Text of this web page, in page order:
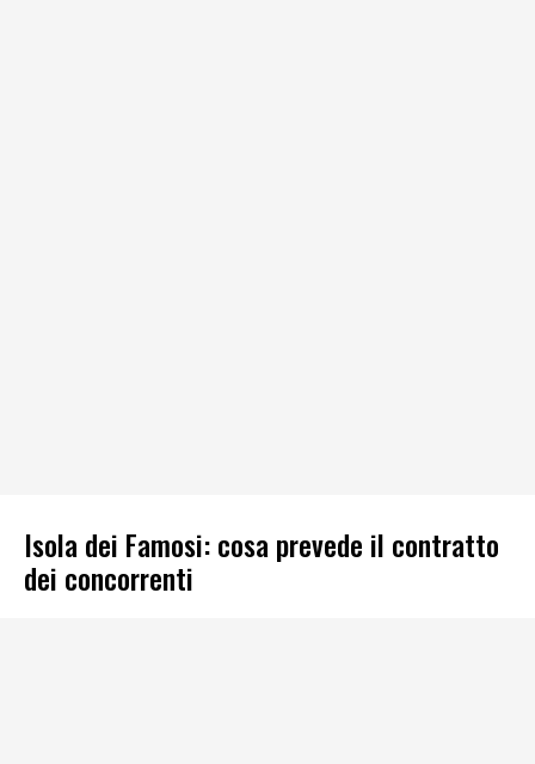
Isola dei Famosi: cosa prevede il contratto
dei concorrenti